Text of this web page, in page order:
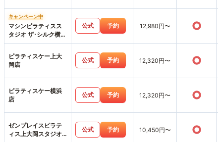
キャンペーン中
マシンピラティスス
タジオ ザ･シルク横浜
店
公式 予約 12,980円〜 ○
ピラティスケー上大
岡店
公式 予約 12,320円〜 ○
ピラティスケー横浜
店
公式 予約 12,320円〜 ○
ゼンプレイスピラテ
ィス上大岡スタジオ
公式 予約 10,450円〜 ○